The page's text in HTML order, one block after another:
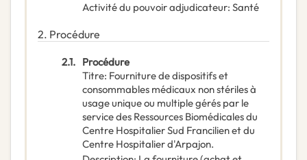
Activité du pouvoir adjudicateur: Santé
2. Procédure
2.1. Procédure
Titre: Fourniture de dispositifs et
consommables médicaux non stériles à
usage unique ou multiple gérés par le
service des Ressources Biomédicales du
Centre Hospitalier Sud Francilien et du
Centre Hospitalier d'Arpajon.